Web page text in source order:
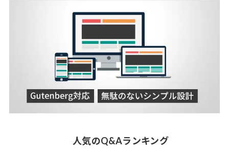
人気のQ&Aランキング